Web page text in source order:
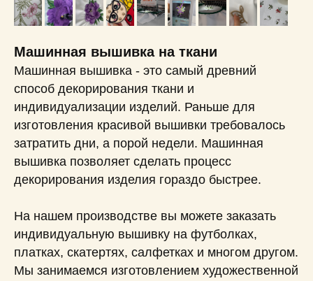
Машинная вышивка на ткани
Машинная вышивка - это самый древний
способ декорирования ткани и
индивидуализации изделий. Раньше для
изготовления красивой вышивки требовалось
затратить дни, а порой недели. Машинная
вышивка позволяет сделать процесс
декорирования изделия гораздо быстрее.
На нашем производстве вы можете заказать
индивидуальную вышивку на футболках,
платках, скатертях, салфетках и многом другом.
Мы занимаемся изготовлением художественной